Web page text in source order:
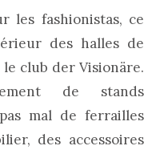
les fashionistas, ce
des halles de
club der Visionäre.
de stands
mal de ferrailles
des accessoires